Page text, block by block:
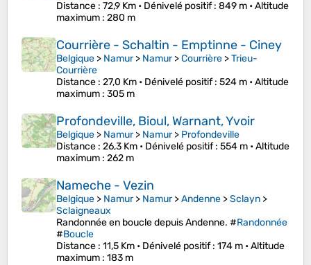
Distance : 72,9 Km • Dénivelé positif: 849 m •Altitude
maximum : 280 m
Courrière - Schaltin - Emptinne - Ciney
Belgique > Namur> Namur>Courrière >Trieu-
Courrière
Distance : 27,0 Km • Dénivelé positif: 524 m •Altitude
maximum : 305 m
Profondeville, Bioul, Warnant, Yvoir
Belgique > Namur> Namur> Profondeville
Distance : 26,3 Km • Dénivelé positif: 554 m •Altitude
maximum : 262 m
Nameche - Vezin
Belgique > Namur> Namur>Andenne >Sclayn >
Sclaigneaux
Randonnée en boucle depuis Andenne. #Randonnée
#Boucle
Distance : 11,5 Km • Dénivelé positif: 174 m •Altitude
maximum : 183 m